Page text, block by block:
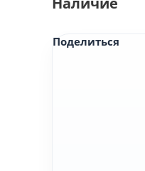
Поделиться